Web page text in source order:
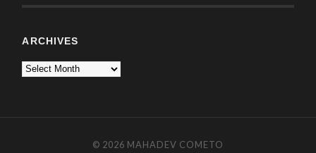
ARCHIVES
© 2026 MAHADEV COMETO